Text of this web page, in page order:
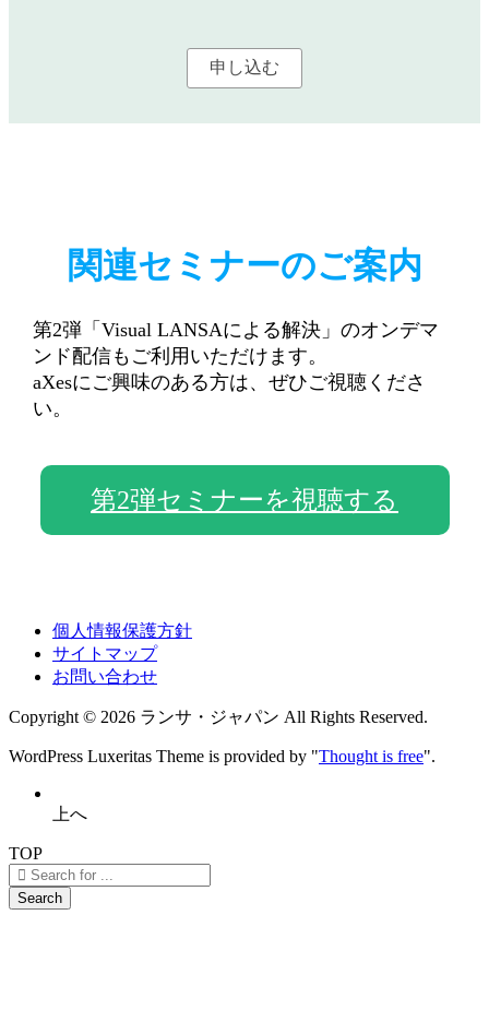
関連セミナーのご案内
第2弾「Visual LANSAによる解決」のオンデマ
ンド配信もご利用いただけます。
aXesにご興味のある方は、ぜひご視聴くださ
い。
第2弾セミナーを視聴する
個人情報保護方針
サイトマップ
お問い合わせ
Copyright © 2026 ランサ・ジャパン All Rights Reserved.
WordPress Luxeritas Theme is provided by "Thought is free".
上へ
TOP